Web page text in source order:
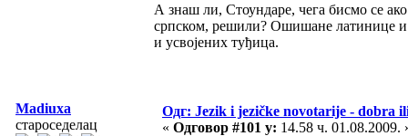
А знаш ли, Стоундаре, чега бисмо се
српском, решили? Ошишане латинице и
и усвојених туђица.
Madiuxa
староседелац
Одг: Jezik i jezičke novotarije - dobra
« Одговор #101 у: 14.58 ч. 01.08.2009.